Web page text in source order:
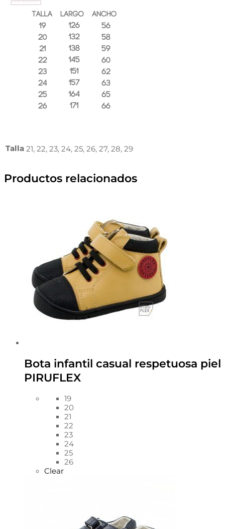
Talla 21, 22, 23, 24, 25, 26, 27, 28, 29
Productos relacionados
Bota infantil casual respetuosa piel
PIRUFLEX
19
20
21
22
23
24
25
26
Clear